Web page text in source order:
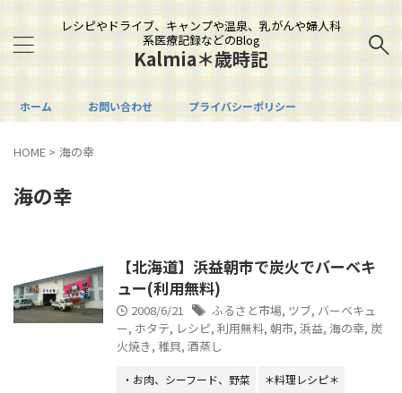
レシピやドライブ、キャンプや温泉、乳がんや婦人科
系医療記録などのBlog
Kalmia＊歳時記
ホーム お問い合わせ プライバシーポリシー
HOME > 海の幸
海の幸
【北海道】浜益朝市で炭火でバーベキ
ュー(利用無料)
2008/6/21 ふるさと市場, ツブ, バーベキュ
ー, ホタテ, レシピ, 利用無料, 朝市, 浜益, 海の幸, 炭
火焼き, 稚貝, 酒蒸し
・お肉、シーフード、野菜 ＊料理レシピ＊